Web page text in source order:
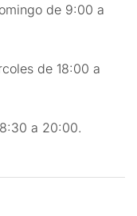
de 9:00 a
de 18:00 a
a 20:00.